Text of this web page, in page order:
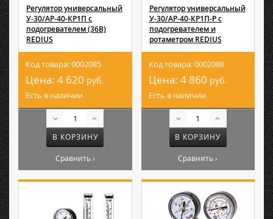
Регулятор универсальный
У-30/АР-40-КР1П с
подогревателем (36В)
REDIUS
Код товара: 0002085
Цена: 4 620 руб.
Есть в наличии
В КОРЗИНУ
Сравнить ›
Регулятор универсальный
У-30/АР-40-КР1П-Р с
подогревателем и
ротаметром REDIUS
Код товара: 0002086
Цена: 4 860 руб.
Есть в наличии
В КОРЗИНУ
Сравнить ›